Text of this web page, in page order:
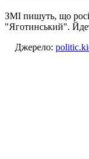
ЗМІ пишуть, що
"Яготинський".
Джерело: